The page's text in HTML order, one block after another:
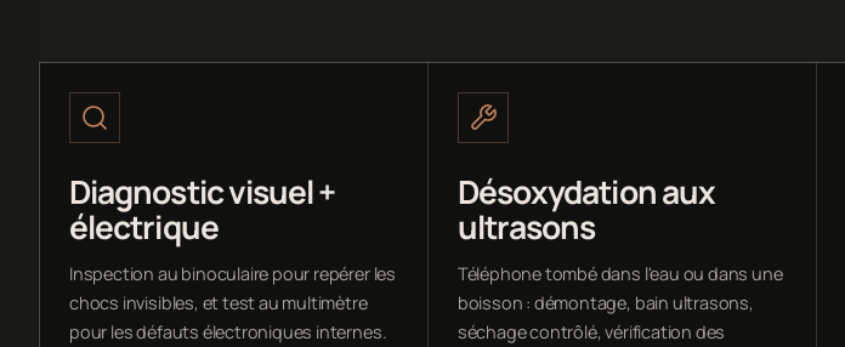
Diagnostic visuel +
électrique
Inspection au binoculaire pour repérer les
chocs invisibles, et test au multimètre
pour les défauts électroniques internes.
Désoxydation aux
ultrasons
Téléphone tombé dans l'eau ou dans une
boisson : démontage, bain ultrasons,
séchage contrôlé, vérification des